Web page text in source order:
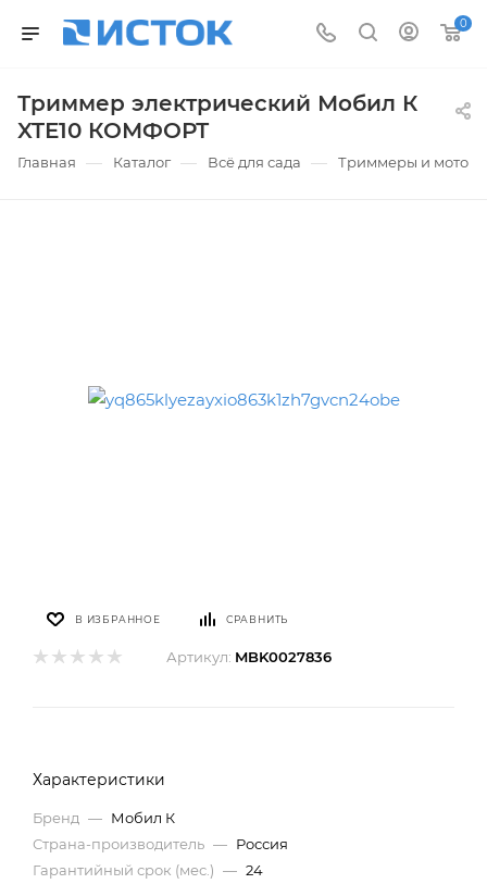
0
Триммер электрический Мобил К
XTЕ10 КОМФОРТ
Главная — Каталог — Всё для сада — Триммеры и
В ИЗБРАННОЕ СРАВНИТЬ
Артикул: MBK0027836
Характеристики
Бренд — Мобил К
Страна-производитель — Россия
Гарантийный срок (мес.) — 24